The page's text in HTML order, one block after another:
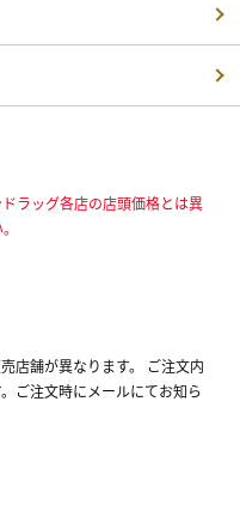
ラッグ各店の店頭価格とは異
店舗が異なります。 ご注文内
ご注文時にメールにてお知ら